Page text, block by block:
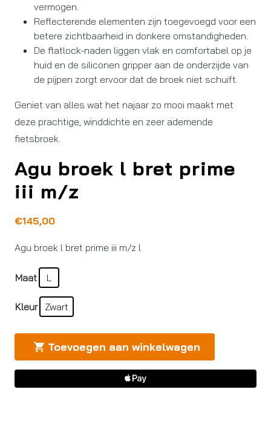
vermogen.
Reflecterende elementen zijn toegevoegd voor een
betere zichtbaarheid in donkere omstandigheden.
De flatlock-naden liggen vlak en comfortabel op je
huid en de siliconen gripper aan de onderzijde van
de pijpen zorgt ervoor dat de broek niet schuift.
Geniet van alles wat het najaar zo mooi maakt met
deze prachtige, winddichte en zeer ademende
fietsbroek.
Agu broek l bret prime
iii m/z
€145,00
Agu broek l bret prime iii m/z l
Maat L
Kleur Zwart
Toevoegen aan winkelwagen